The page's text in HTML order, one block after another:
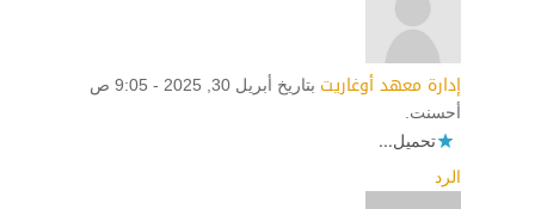
إدارة معهد أوغاريت بتاريخ أبريل 30, 2025 - 9:05 ص
أحسنت.
تحميل...
الرد